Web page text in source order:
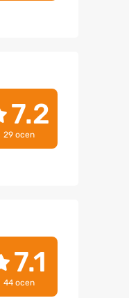
7.2
29 ocen
7.1
44 ocen